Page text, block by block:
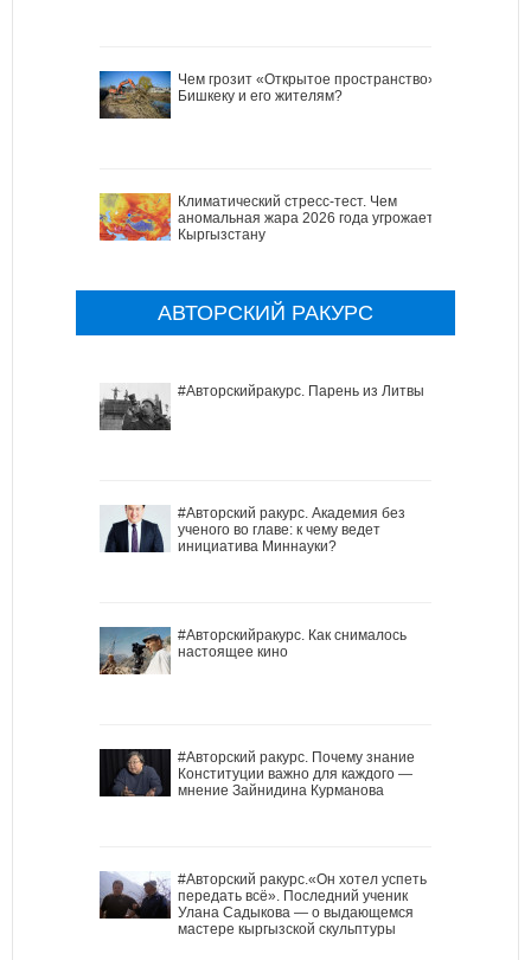
Чем грозит «Открытое пространство»
Бишкеку и его жителям?
Климатический стресс-тест. Чем
аномальная жара 2026 года угрожает
Кыргызстану
АВТОРСКИЙ РАКУРС
#Авторскийракурс. Парень из Литвы
#Авторский ракурс. Академия без
ученого во главе: к чему ведет
инициатива Миннауки?
#Авторскийракурс. Как снималось
настоящее кино
#Авторский ракурс. Почему знание
Конституции важно для каждого —
мнение Зайнидина Курманова
#Авторский ракурс.«Он хотел успеть
передать всё». Последний ученик
Улана Садыкова — о выдающемся
мастере кыргызской скульптуры